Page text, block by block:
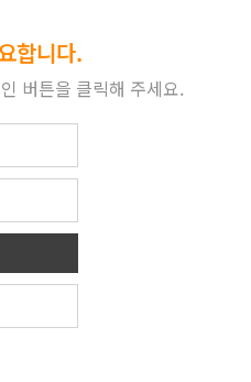
합니다.
버튼을 클릭해 주세요.